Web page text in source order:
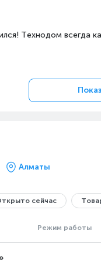
Технодом всегда
Алматы
сейчас
Режим работы